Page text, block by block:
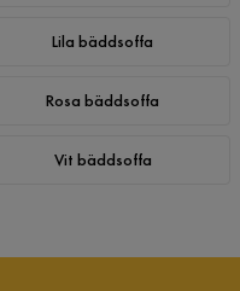
Lila bäddsoffa
Rosa bäddsoffa
Vit bäddsoffa